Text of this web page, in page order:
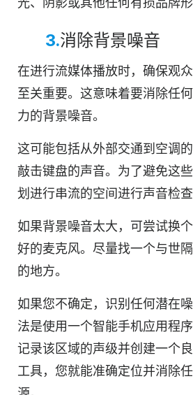
3.消除背景噪音
在进行流媒体播放时，确保观
至关重要。这意味着要消除任
力的背景噪音。
这可能包括从外部交通到空调
敲击键盘的声音。为了避免这
划进行串流的空间进行声音检查
如果背景噪音太大，可尝试换
好的麦克风。尽量找一个与世
的地方。
如果您不确定，识别任何潜在
法是使用一个智能手机应用程
记录该区域的声级并创建一个
工具，您就能准确定位并消除